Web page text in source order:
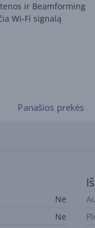
ir Beamforming
Wi-Fi signalą
Panašios prekės
Ne
Ne